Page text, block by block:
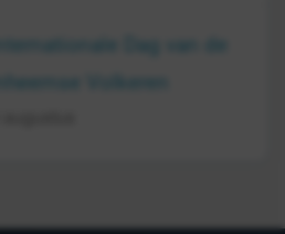
Internationale Dag van de